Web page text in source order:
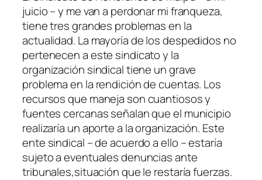
juicio – y me van a perdonar mi franqueza,
tiene tres grandes problemas en la
actualidad. La mayoría de los despedidos no
pertenecen a este sindicato y la
organización sindical tiene un grave
problema en la rendición de cuentas. Los
recursos que maneja son cuantiosos y
fuentes cercanas señalan que el municipio
realizaría un aporte a la organización. Este
ente sindical – de acuerdo a ello – estaría
sujeto a eventuales denuncias ante
tribunales,situación que le restaría fuerzas.